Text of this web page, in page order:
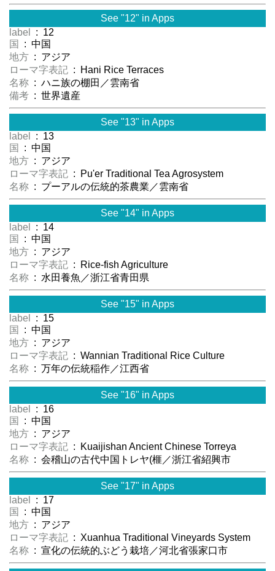
See "12" in Apps
label
: 12
国
: 中国
地方 : アジア
ローマ字表記 : Hani Rice Terraces
名称 : ハニ族の棚田／雲南省
備考 : 世界遺産
See "13" in Apps
label
: 13
国
: 中国
地方 : アジア
ローマ字表記 : Pu'er Traditional Tea Agrosystem
名称 : プーアルの伝統的茶農業／雲南省
See "14" in Apps
label
: 14
国
: 中国
地方 : アジア
ローマ字表記 : Rice-fish Agriculture
名称 : 水田養魚／浙江省青田県
See "15" in Apps
label
: 15
国
: 中国
地方 : アジア
ローマ字表記 : Wannian Traditional Rice Culture
名称 : 万年の伝統稲作／江西省
See "16" in Apps
label
: 16
国
: 中国
地方 : アジア
ローマ字表記 : Kuaijishan Ancient Chinese Torreya
名称 : 会稽山の古代中国トレヤ(榧／浙江省紹興市
See "17" in Apps
label
: 17
国
: 中国
地方 : アジア
ローマ字表記 : Xuanhua Traditional Vineyards System
名称 : 宣化の伝統的ぶどう栽培／河北省張家口市